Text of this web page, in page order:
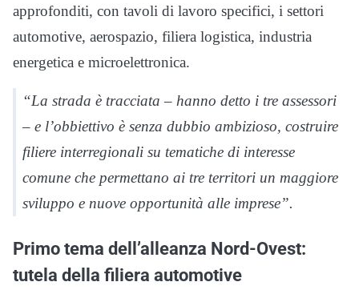
approfonditi, con tavoli di lavoro specifici, i settori
automotive, aerospazio, filiera logistica, industria
energetica e microelettronica.
“La strada è tracciata – hanno detto i tre assessori
– e l’obbiettivo è senza dubbio ambizioso, costruire
filiere interregionali su tematiche di interesse
comune che permettano ai tre territori un maggiore
sviluppo e nuove opportunità alle imprese”.
Primo tema dell’alleanza Nord-Ovest:
tutela della filiera automotive